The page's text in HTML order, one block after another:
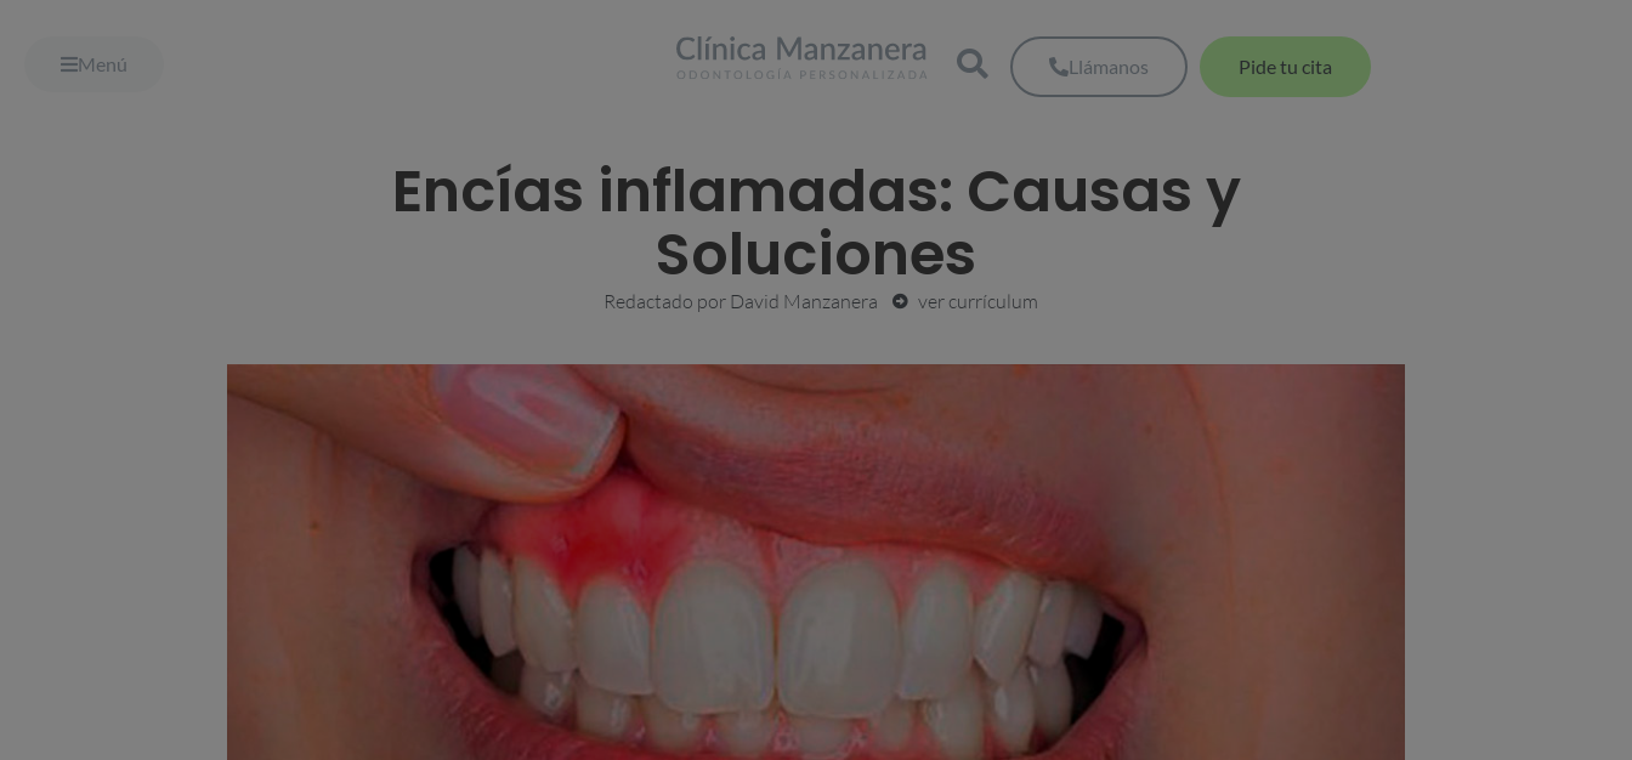
Menú Llámanos Pide tu cita
Encías inflamadas: Causas y
Soluciones
Redactado por David Manzanera ver currículum